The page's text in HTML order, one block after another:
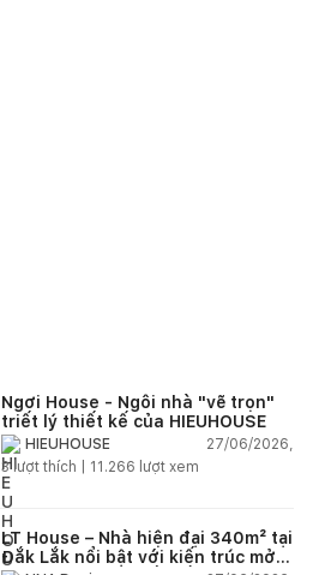
Ngơi House - Ngôi nhà "vẽ trọn"
triết lý thiết kế của HIEUHOUSE
HIEUHOUSE
27/06/2026,
3lượt thích | 11.266 lượt xem
LT House – Nhà hiện đại 340m² tại
Đắk Lắk nổi bật với kiến trúc mở